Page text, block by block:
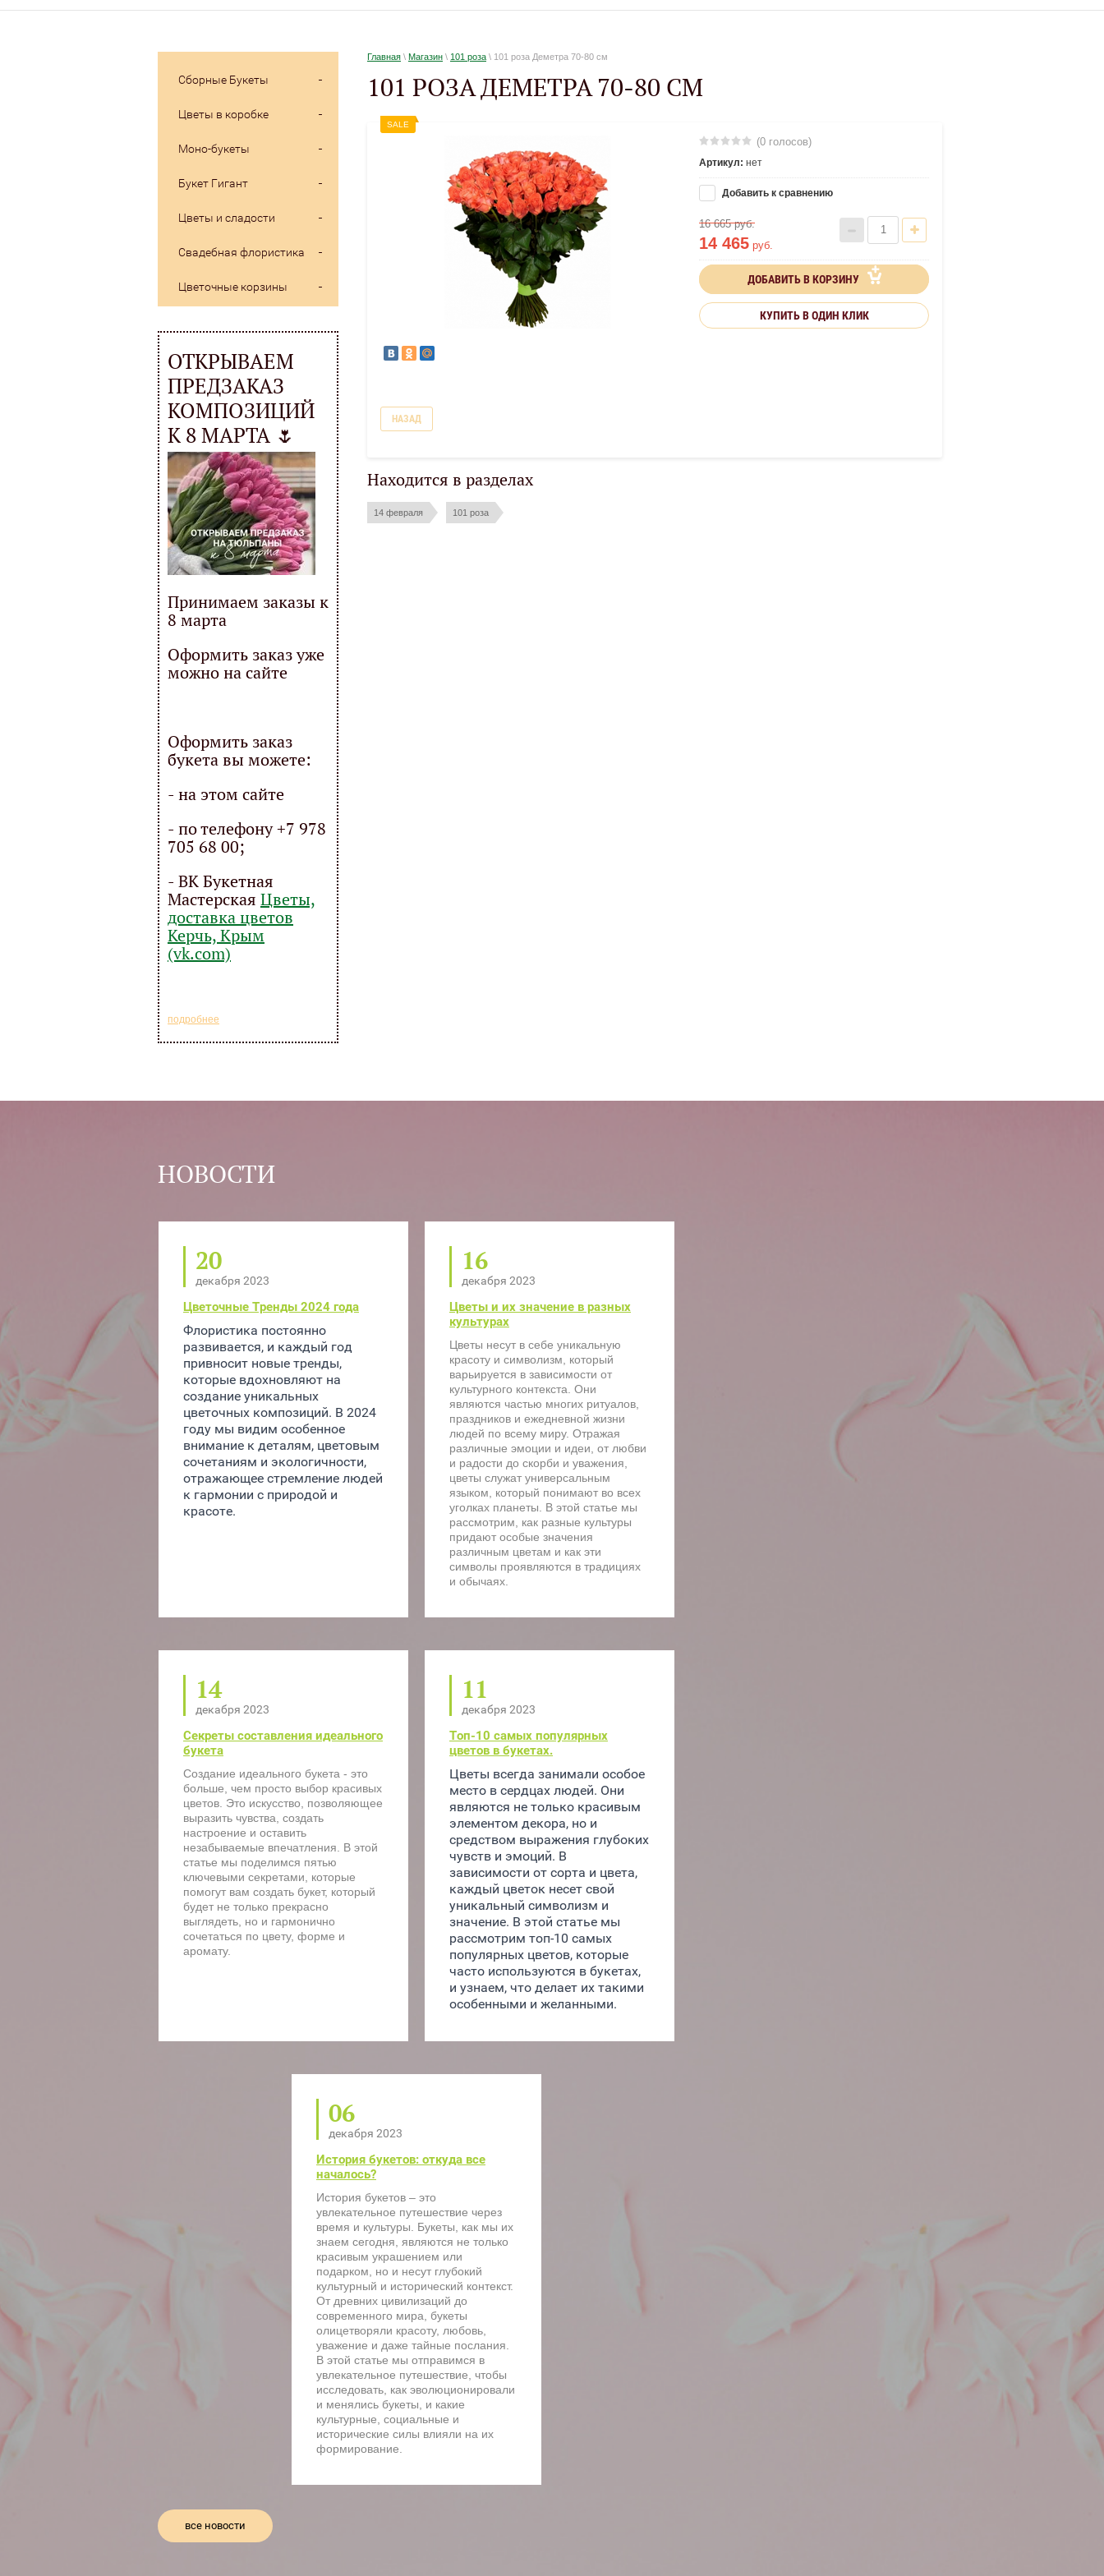
Сборные Букеты
Цветы в коробке
Моно-букеты
Букет Гигант
Цветы и сладости
Свадебная флористика
Цветочные корзины
ОТКРЫВАЕМ
ПРЕДЗАКАЗ
КОМПОЗИЦИЙ
К 8 МАРТА 🌷
Принимаем заказы к
8 марта
Оформить заказ уже
можно на сайте
Оформить заказ
букета вы можете:
- на этом сайте
- по телефону +7 978
705 68 00;
- ВК Букетная
Мастерская Цветы,
доставка цветов
Керчь, Крым
(vk.com)
подробнее
Главная \ Магазин \ 101 роза \ 101 роза Деметра 70-80 см
101 РОЗА ДЕМЕТРА 70-80 СМ
SALE
(0 голосов)
Артикул: нет
Добавить к сравнению
16 665руб.
14 465 руб.
ДОБАВИТЬ В КОРЗИНУ
КУПИТЬ В ОДИН КЛИК
НАЗАД
Находится в разделах
14 февраля 101 роза
НОВОСТИ
20
декабря 2023
Цветочные Тренды 2024 года
Флористика постоянно
развивается, и каждый год
привносит новые тренды,
которые вдохновляют на
создание уникальных
цветочных композиций. В 2024
году мы видим особенное
внимание к деталям, цветовым
сочетаниям и экологичности,
отражающее стремление людей
к гармонии с природой и
красоте.
16
декабря 2023
Цветы и их значение в разных
культурах
Цветы несут в себе уникальную
красоту и символизм, который
варьируется в зависимости от
культурного контекста. Они
являются частью многих ритуалов,
праздников и ежедневной жизни
людей по всему миру. Отражая
различные эмоции и идеи, от любви
и радости до скорби и уважения,
цветы служат универсальным
языком, который понимают во всех
уголках планеты. В этой статье мы
рассмотрим, как разные культуры
придают особые значения
различным цветам и как эти
символы проявляются в традициях
и обычаях.
14
декабря 2023
Секреты составления идеального
букета
Создание идеального букета - это
больше, чем просто выбор красивых
цветов. Это искусство, позволяющее
выразить чувства, создать
настроение и оставить
незабываемые впечатления. В этой
статье мы поделимся пятью
ключевыми секретами, которые
помогут вам создать букет, который
будет не только прекрасно
выглядеть, но и гармонично
сочетаться по цвету, форме и
аромату.
11
декабря 2023
Топ-10 самых популярных
цветов в букетах.
Цветы всегда занимали особое
место в сердцах людей. Они
являются не только красивым
элементом декора, но и
средством выражения глубоких
чувств и эмоций. В
зависимости от сорта и цвета,
каждый цветок несет свой
уникальный символизм и
значение. В этой статье мы
рассмотрим топ-10 самых
популярных цветов, которые
часто используются в букетах,
и узнаем, что делает их такими
особенными и желанными.
06
декабря 2023
История букетов: откуда все
началось?
История букетов – это
увлекательное путешествие через
время и культуры. Букеты, как мы их
знаем сегодня, являются не только
красивым украшением или
подарком, но и несут глубокий
культурный и исторический контекст.
От древних цивилизаций до
современного мира, букеты
олицетворяли красоту, любовь,
уважение и даже тайные послания.
В этой статье мы отправимся в
увлекательное путешествие, чтобы
исследовать, как эволюционировали
и менялись букеты, и какие
культурные, социальные и
исторические силы влияли на их
формирование.
все новости